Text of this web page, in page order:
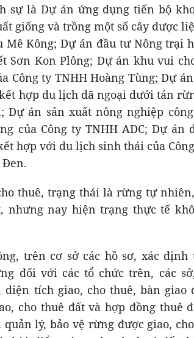
sự là Dự án ứng dụng tiến bộ
giống và trồng một số cây dược
Mê Kông; Dự án đầu tư Nông trại
Sơn Kon Plông; Dự án khu vui
Công ty TNHH Hoàng Tùng; Dự
hợp du lịch dã ngoại dưới tán
Dự án sản xuất nông nghiệp
của Công ty TNHH ADC; Dự án
hợp với du lịch sinh thái của
thuê, trạng thái là rừng tự
nhưng nay hiện trạng thực tế
trên cơ sở các hồ sơ, xác định
đối với các tổ chức trên, các
tích giao, cho thuê, bàn giao
cho thuê đất và hợp đồng thuê
lý, bảo vệ rừng được giao,